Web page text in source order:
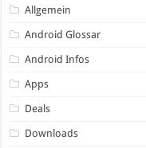
Allgemein
Android Glossar
Android Infos
Apps
Deals
Downloads